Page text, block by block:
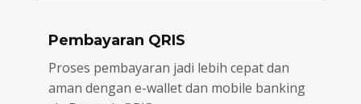
Pembayaran QRIS
Proses pembayaran jadi lebih cepat dan
aman dengan e-wallet dan mobile banking